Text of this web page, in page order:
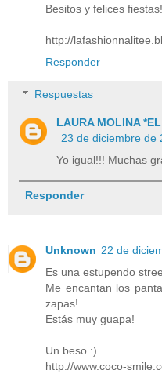
Besitos y felices fiestas!
http://
Responder
Respuestas
LAURA MOLINA
23 de diciembre de
Yo igual!!! Muchas
Responder
Unknown 22 de
Es una estupendo
Me encantan los
zapas!
Estás muy guapa!
Un beso :)
http://www.coco-